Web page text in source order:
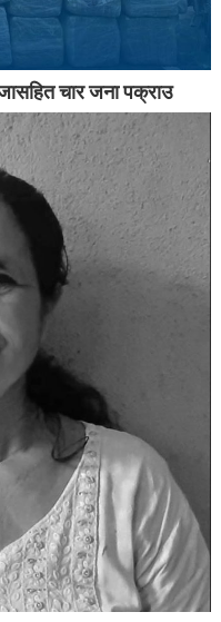
चार जना पक्राउ